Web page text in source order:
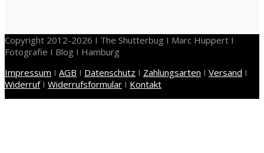
Copyright 2012-2026 I The Shutterbug I Marc Huppert I
Fotografie I Blog I Hamburg
Impressum I AGB I Datenschutz I Zahlungsarten I Versand I
WiderrufI Widerrufsformular I Kontakt